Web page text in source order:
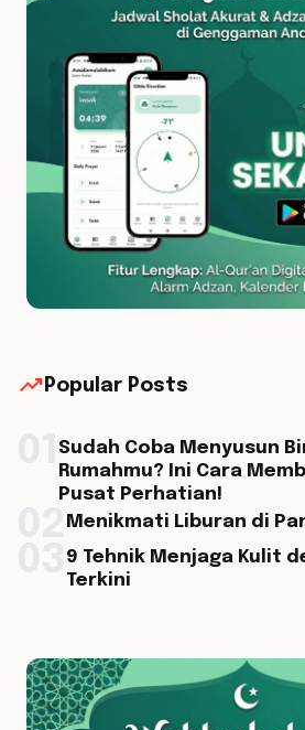
trending_up Popular Posts
Sudah Coba Menyusun
Rumahmu? Ini Cara
Pusat Perhatian!
Menikmati Liburan di
9 Tehnik Menjaga Kulit
Terkini